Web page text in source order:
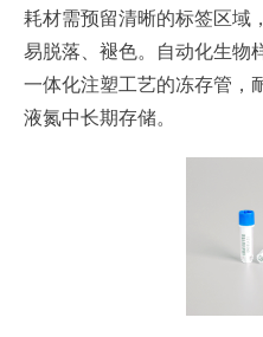
耗材需预留清晰的标签区域
易脱落、褪色。自动化生物
一体化注塑工艺的冻存管，
液氮中长期存储。